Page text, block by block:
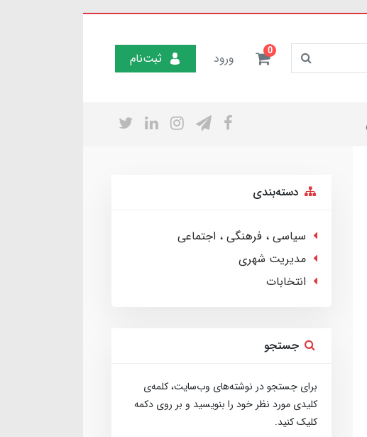
0 ورود ثبت‌نام
دسته‌بندی
سیاسی ، فرهنگی ، اجتماعی
مدیریت شهری
انتخابات
جستجو
برای جستجو در نوشته‌های وب‌سایت، کلمه‌ی
کلیدی مورد نظر خود را بنویسید و بر روی دکمه
کلیک کنید.